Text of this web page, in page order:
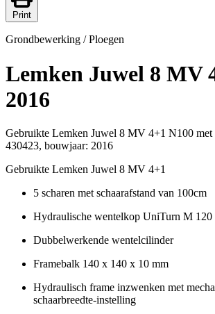
Print
Grondbewerking / Ploegen
Lemken Juwel 8 MV
2016
Gebruikte Lemken Juwel 8 MV 4+1 N100 met
430423, bouwjaar: 2016
Gebruikte Lemken Juwel 8 MV 4+1
5 scharen met schaarafstand van 100cm
Hydraulische wentelkop UniTurn M 120
Dubbelwerkende wentelcilinder
Framebalk 140 x 140 x 10 mm
Hydraulisch frame inzwenken met
schaarbreedte-instelling